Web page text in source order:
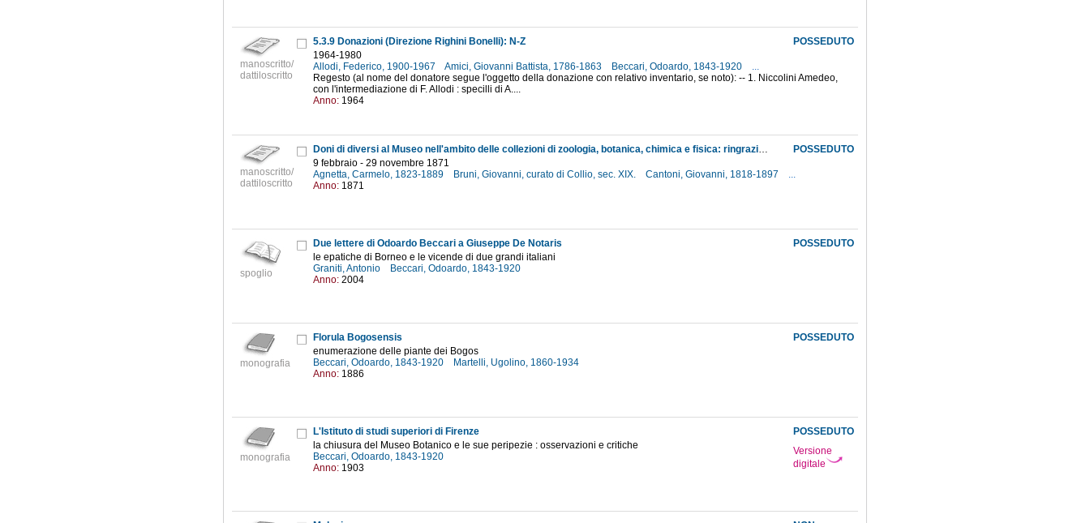
manoscritto/
dattiloscritto
POSSEDUTO
5.3.9 Donazioni (Direzione Righini Bonelli): N-Z
1964-1980
Allodi, Federico, 1900-1967
Amici, Giovanni Battista, 1786-1863 Beccari, Odoardo, 1843-1920
...
Regesto (al nome del donatore segue l'oggetto della donazione con relativo inventario, se noto): -- 1. Niccolini Amedeo,
con l'intermediazione di F. Allodi : specilli di A....
Anno: 1964
manoscritto/
dattiloscritto
POSSEDUTO
Doni di diversi al Museo nell'ambito delle collezioni di zoologia, botanica, chimica e fisica: ringraziamento ed invio ai medesimi di una medaglia d'argento raffigurante Galileo
9 febbraio - 29 novembre 1871
Agnetta, Carmelo, 1823-1889
Bruni, Giovanni, curato di Collio, sec. XIX. Cantoni, Giovanni, 1818-1897
...
Anno: 1871
spoglio
POSSEDUTO
Due lettere di Odoardo Beccari a Giuseppe De Notaris
le epatiche di Borneo e le vicende di due grandi italiani
Graniti, Antonio
Beccari, Odoardo, 1843-1920
Anno: 2004
monografia
POSSEDUTO
Florula Bogosensis
enumerazione delle piante dei Bogos
Beccari, Odoardo, 1843-1920
Martelli, Ugolino, 1860-1934
Anno: 1886
monografia
POSSEDUTO
Versione
digitale
L'Istituto di studi superiori di Firenze
la chiusura del Museo Botanico e le sue peripezie : osservazioni e critiche
Beccari, Odoardo, 1843-1920
Anno: 1903